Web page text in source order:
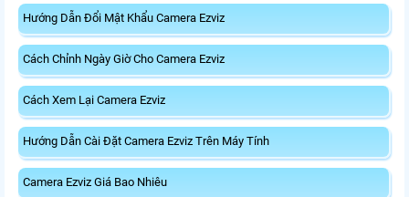
Hướng Dẫn Đổi Mật Khẩu Camera Ezviz
Cách Chỉnh Ngày Giờ Cho Camera Ezviz
Cách Xem Lại Camera Ezviz
Hướng Dẫn Cài Đặt Camera Ezviz Trên Máy Tính
Camera Ezviz Giá Bao Nhiêu